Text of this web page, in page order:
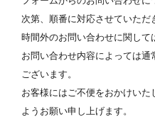
次第、順番に対応させていただ
時間外のお問い合わせに関して
お問い合わせ内容によっては
ございます。
お客様にはご不便をおかけい
ようお願い申し上げます。